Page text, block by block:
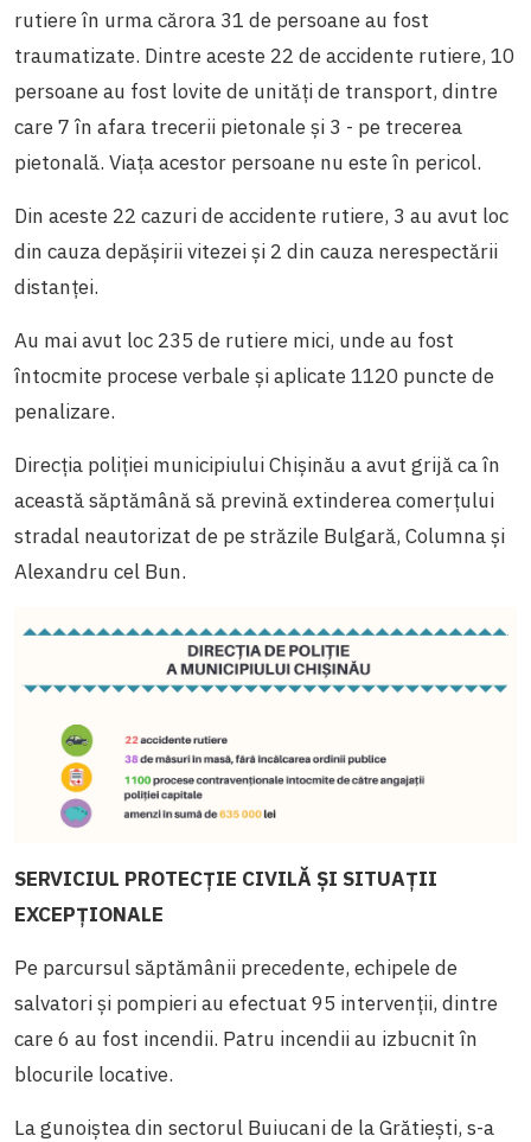
rutiere în urma cărora 31 de persoane au fost
traumatizate. Dintre aceste 22 de accidente rutiere, 10
persoane au fost lovite de unități de transport, dintre
care 7 în afara trecerii pietonale și 3 - pe trecerea
pietonală. Viața acestor persoane nu este în pericol.
Din aceste 22 cazuri de accidente rutiere, 3 au avut loc
din cauza depășirii vitezei și 2 din cauza nerespectării
distanței.
Au mai avut loc 235 de rutiere mici, unde au fost
întocmite procese verbale și aplicate 1120 puncte de
penalizare.
Direcția poliției municipiului Chișinău a avut grijă ca în
această săptămână să prevină extinderea comerțului
stradal neautorizat de pe străzile Bulgară, Columna și
Alexandru cel Bun.
SERVICIUL PROTECȚIE CIVILĂ ȘI SITUAȚII
EXCEPȚIONALE
Pe parcursul săptămânii precedente, echipele de
salvatori și pompieri au efectuat 95 intervenții, dintre
care 6 au fost incendii. Patru incendii au izbucnit în
blocurile locative.
La gunoiștea din sectorul Buiucani de la Grătiești, s-a